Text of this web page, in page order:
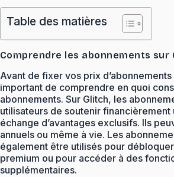
Table des matières
Comprendre les abonnements sur
Avant de fixer vos prix
important de comprendre en quoi
abonnements. Sur Glitch, les
utilisateurs de soutenir financièrement
échange d’avantages exclusifs. Ils
annuels ou même à vie. Les
également être utilisés pour
premium ou pour accéder à des
supplémentaires.